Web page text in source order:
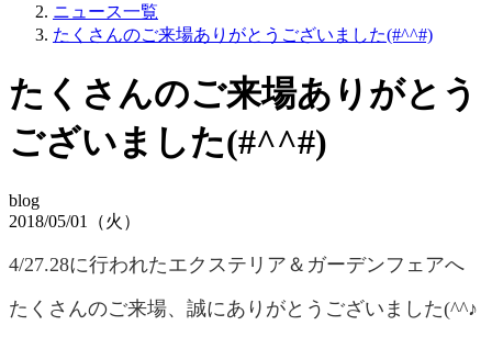
ニュース一覧
たくさんのご来場ありがとうございました(#^^#)
たくさんのご来場ありがとう
ございました(#^^#)
blog
2018/05/01（火）
4/27.28に行われたエクステリア＆ガーデンフェアへ
たくさんのご来場、誠にありがとうございました(^^♪